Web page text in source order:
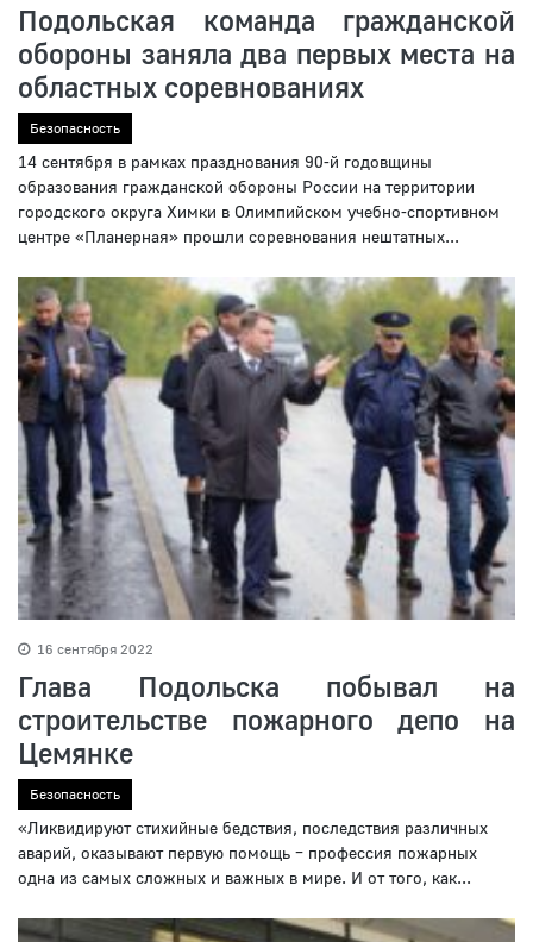
Подольская команда гражданской
обороны заняла два первых места на
областных соревнованиях
Безопасность
14 сентября в рамках празднования 90-й годовщины
образования гражданской обороны России на территории
городского округа Химки в Олимпийском учебно-спортивном
центре «Планерная» прошли соревнования нештатных...
16 сентября 2022
Глава Подольска побывал на
строительстве пожарного депо на
Цемянке
Безопасность
«Ликвидируют стихийные бедствия, последствия различных
аварий, оказывают первую помощь – профессия пожарных
одна из самых сложных и важных в мире. И от того, как...